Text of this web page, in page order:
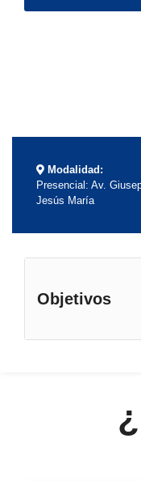
Modalidad:
Presencial: Av.
Jesús María
Objetivos
Objetivos